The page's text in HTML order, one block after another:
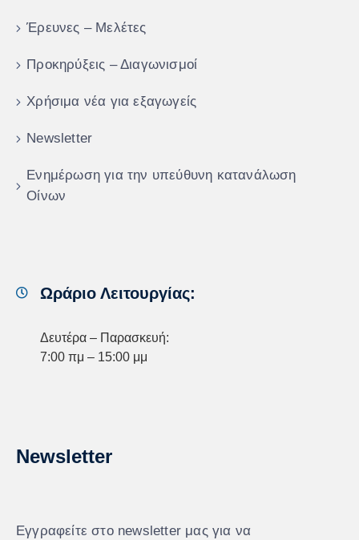
Έρευνες – Μελέτες
Προκηρύξεις – Διαγωνισμοί
Χρήσιμα νέα για εξαγωγείς
Newsletter
Ενημέρωση για την υπεύθυνη κατανάλωση
Οίνων
Ωράριο Λειτουργίας:
Δευτέρα – Παρασκευή:
7:00 πμ – 15:00 μμ
Newsletter
Εγγραφείτε στο newsletter μας για να